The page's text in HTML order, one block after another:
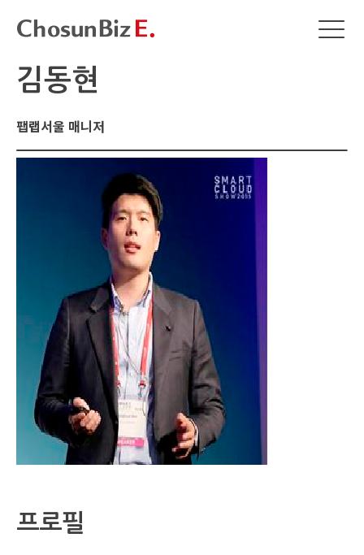
김동현
팹랩서울 매니저
프로필